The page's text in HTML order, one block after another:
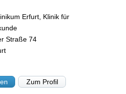
Erfurt, Klinik für
Straße 74
Zum Profil